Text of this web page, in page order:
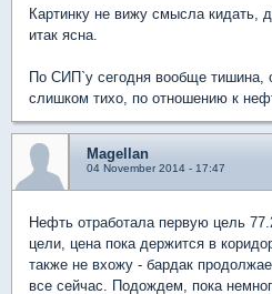
Картинку не вижу смысла кидать,
итак ясна.
По СИП`у сегодня вообще тишина,
слишком тихо, по отношению к
Magellan
04 November 2014 - 17:47
Нефть отработала первую цель
цели, цена пока держится в
также не вхожу - бардак
все сейчас. Подождем, пока